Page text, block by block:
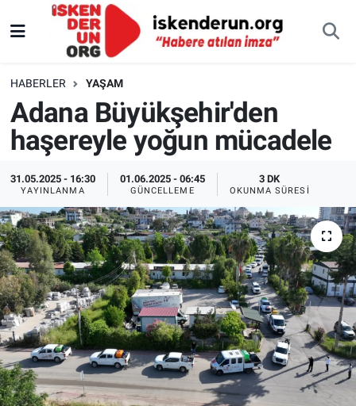
HABERLER YAŞAM
Adana Büyükşehir'den
haşereyle yoğun mücadele
31.05.2025 - 16:30
YAYINLANMA
01.06.2025 - 06:45
GÜNCELLEME
3 DK
OKUNMA SÜRESI